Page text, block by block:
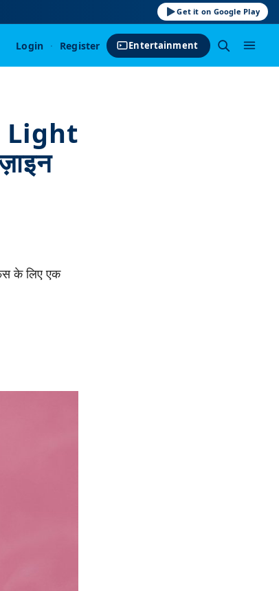
Get it on Google Play
Login · Register Entertainment
Light
के लिए एक